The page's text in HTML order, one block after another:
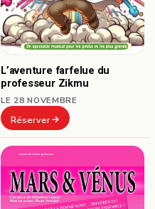
L’aventure farfelue du
professeur Zikmu
LE 28 NOVEMBRE
Réserver